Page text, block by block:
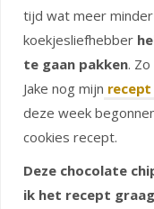
tijd wat meer
koekjesliefhebber
te gaan pakken.
Jake nog mijn recept
deze week
cookies recept.
Deze chocolate
ik het recept